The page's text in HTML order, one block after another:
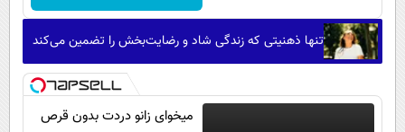
تنها ذهنیتی که زندگی شاد و رضایت‌بخش را تضمین می‌کند
میخوای زانو دردت بدون قرص